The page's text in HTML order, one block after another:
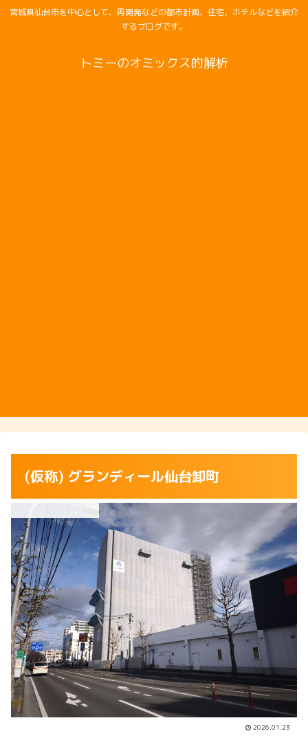
宮城県仙台市を中心として、再開発などの都市計画、住宅、ホテルなどを紹介
するブログです。
トミーのオミックス的解析
(仮称) グランディール仙台卸町
2026.01.23